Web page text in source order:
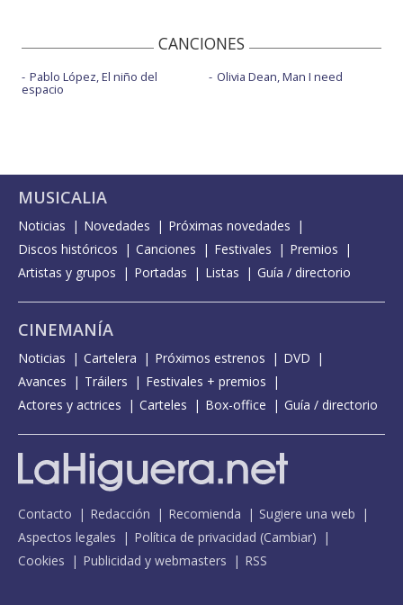
CANCIONES
Pablo López, El niño del
espacio
Olivia Dean, Man I need
MUSICALIA
Noticias Novedades
Próximas novedades
Discos históricos
Canciones Festivales
Premios
Artistas y grupos
Portadas Listas Guía / directorio
CINEMANÍA
Noticias Cartelera Próximos estrenos
DVD
Avances
Tráilers
Festivales + premios
Actores y actrices
Carteles Box-office Guía / directorio
Contacto Redacción Recomienda
Sugiere una web
Aspectos legales
Política de privacidad (Cambiar)
Cookies
Publicidad y webmasters RSS